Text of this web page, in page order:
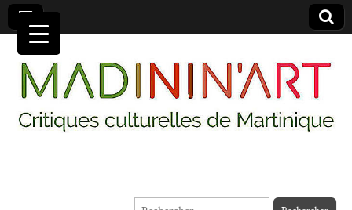
MADININ'ART
Rechercher :